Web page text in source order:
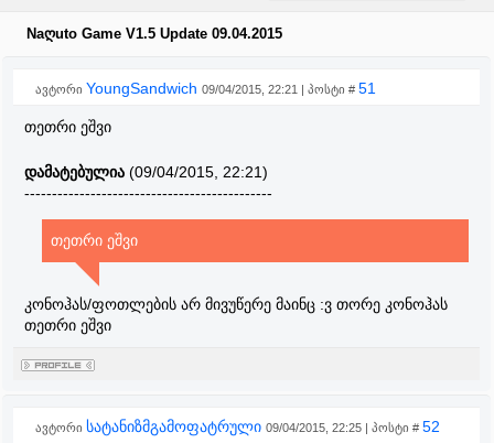
Naღuto Game V1.5 Update 09.04.2015
ავტორი YoungSandwich 09/04/2015, 22:21 | პოსტი # 51
თეთრი ეშვი
დამატებულია (09/04/2015, 22:21)
---------------------------------------------
თეთრი ეშვი
კონოჰას/ფოთლების არ მივუწერე მაინც :ვ თორე კონოჰას
თეთრი ეშვი
ავტორი სატანიზმგამოფატრული 09/04/2015, 22:25 | პოსტი # 52